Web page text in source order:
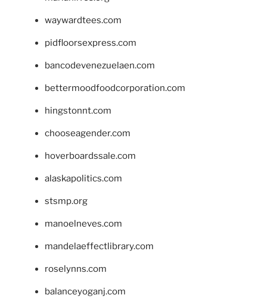
waywardtees.com
pidfloorsexpress.com
bancodevenezuelaen.com
bettermoodfoodcorporation.com
hingstonnt.com
chooseagender.com
hoverboardssale.com
alaskapolitics.com
stsmp.org
manoelneves.com
mandelaeffectlibrary.com
roselynns.com
balanceyoganj.com